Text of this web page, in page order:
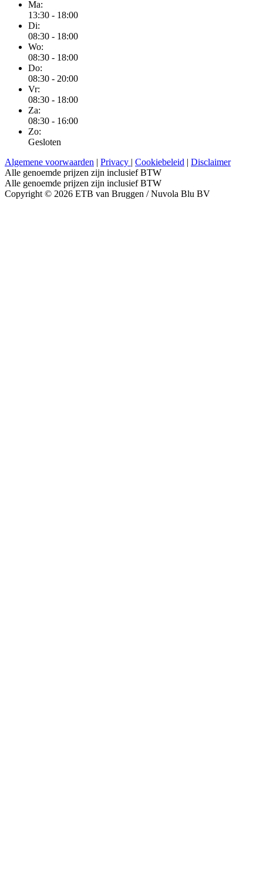
Ma:
13:30 - 18:00
Di:
08:30 - 18:00
Wo:
08:30 - 18:00
Do:
08:30 - 20:00
Vr:
08:30 - 18:00
Za:
08:30 - 16:00
Zo:
Gesloten
Algemene voorwaarden | Privacy | Cookiebeleid | Disclaimer
Alle genoemde prijzen zijn inclusief BTW
Alle genoemde prijzen zijn inclusief BTW
Copyright © 2026 ETB van Bruggen / Nuvola Blu BV